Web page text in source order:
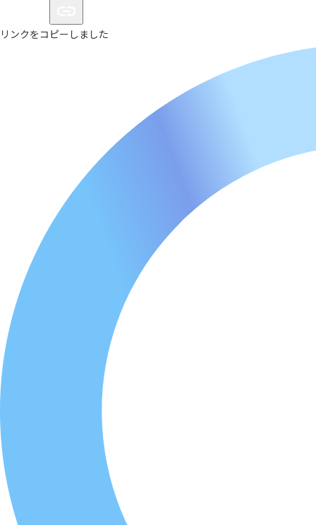
リンクをコピーしました